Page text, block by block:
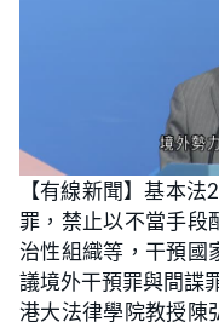
【有線新聞】基本
罪，禁止以不當手段
治性組織等，干預國
議境外干預罪與間諜
港大法律學院教授陳